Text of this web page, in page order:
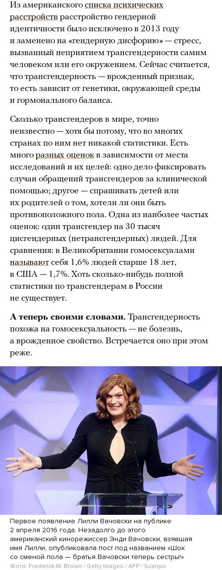
Из американского списка психических
расстройств расстройство гендерной
идентичности было исключено в 2013 году
и заменено на «гендерную дисфорию» — стресс,
вызванный неприятием трансгендерности самим
человеком или его окружением. Сейчас считается,
что трансгендерность — врожденный признак,
то есть зависит от генетики, окружающей среды
и гормонального баланса.
Сколько трансгендеров в мире, точно
неизвестно — хотя бы потому, что во многих
странах по ним нет никакой статистики. Есть
много разных оценок в зависимости от места
исследований и их целей: одно дело фиксировать
случаи обращений трансгендеров за клинической
помощью; другое — спрашивать детей или
их родителей о том, хотели ли они быть
противоположного пола. Одна из наиболее частых
оценок: один трансгендер на 30 тысяч
цисгендерных (нетрансгендерных) людей. Для
сравнения: в Великобритании гомосексуалами
называют себя 1,6% людей старше 18 лет,
в США — 1,7%. Хоть сколько-нибудь полной
статистики по трансгендерам в России
не существует.
А теперь своими словами. Трансгендерность
похожа на гомосексуальность — не болезнь,
а врожденное свойство. Встречается оно при этом
реже.
Первое появление Лилли Вачовски на публике
2 апреля 2016 года. Незадолго до этого
американский кинорежиссер Энди Вачовски, взявшая
имя Лилли, опубликовала пост под названием «Шок
со сменой пола — братья Вачовски теперь сестры!»
Фото: Frederick M. Brown / Getty Images / AFP / Scanpix